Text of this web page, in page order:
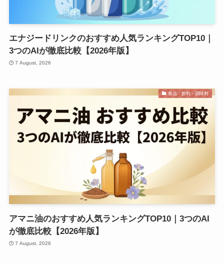
エナジードリンクのおすすめ人気ランキングTOP10｜
3つのAIが徹底比較【2026年版】
7 August, 2026
食品・飲料・調味料
アマニ油のおすすめ人気ランキングTOP10｜3つのAI
が徹底比較【2026年版】
7 August, 2026